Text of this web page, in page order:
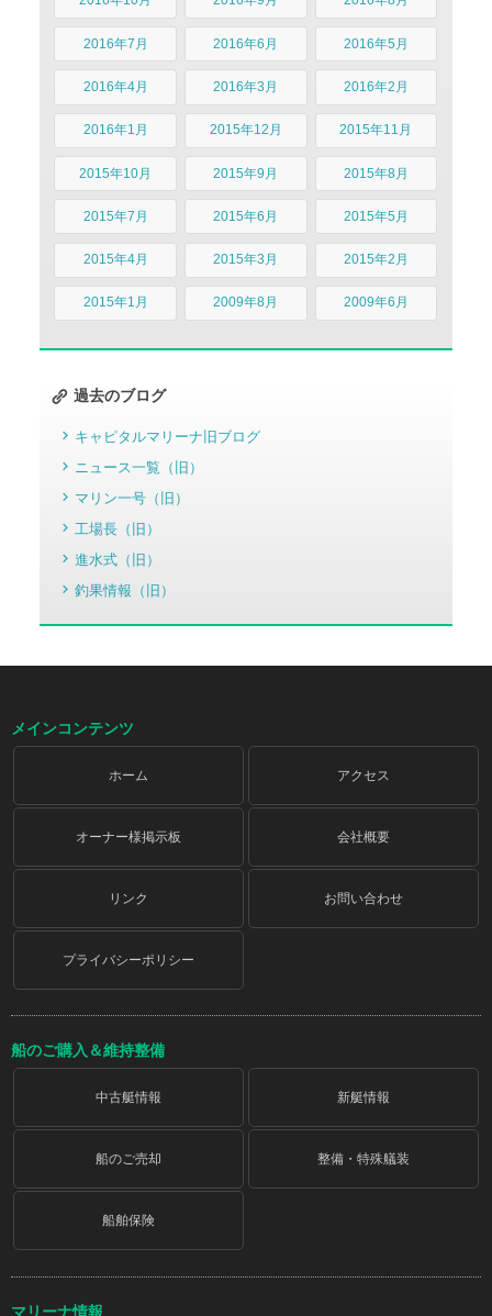
2016年7月 2016年6月 2016年5月
2016年4月 2016年3月 2016年2月
2016年1月 2015年12月 2015年11月
2015年10月 2015年9月 2015年8月
2015年7月 2015年6月 2015年5月
2015年4月 2015年3月 2015年2月
2015年1月 2009年8月 2009年6月
過去のブログ
キャピタルマリーナ旧ブログ
ニュース一覧（旧）
マリン一号（旧）
工場長（旧）
進水式（旧）
釣果情報（旧）
メインコンテンツ
ホーム アクセス
オーナー様掲示板 会社概要
リンク お問い合わせ
プライバシーポリシー
船のご購入＆維持整備
中古艇情報 新艇情報
船のご売却 整備・特殊艤装
船舶保険
マリーナ情報